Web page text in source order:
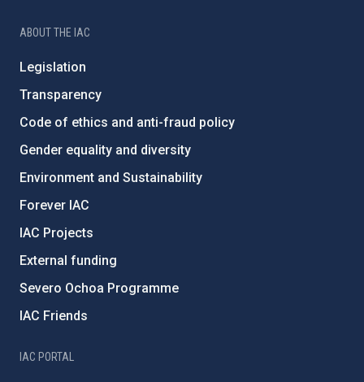
ABOUT THE IAC
Legislation
Transparency
Code of ethics and anti-fraud policy
Gender equality and diversity
Environment and Sustainability
Forever IAC
IAC Projects
External funding
Severo Ochoa Programme
IAC Friends
IAC PORTAL